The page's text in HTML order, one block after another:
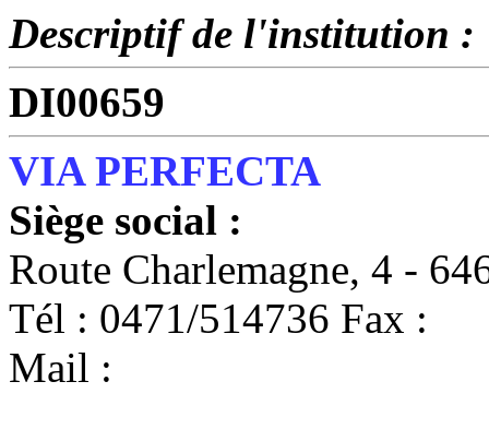
Descriptif de l'institution :
DI00659
VIA PERFECTA
Siège social :
Route Charlemagne, 4 -
Tél : 0471/514736 Fax :
Mail :